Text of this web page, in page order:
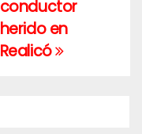
conductor
herido en
Realicó